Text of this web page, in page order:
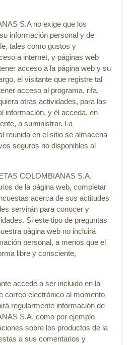
S.A no exige que los
información personal y de
tales como gustos y
a internet, y páginas web
acceso a la página web y su
el visitante que registre tal
acceso al programa, rifa,
otras actividades, para las
información, y él acceda, en
a suministrar. La
reunida en el sitio se almacena
seguros no disponibles al
COLOMBIANAS S.A.
de la página web, completar
acerca de sus actitudes
servirán para conocer y
Si este tipo de preguntas
página web no incluirá
personal, a menos que el
libre y consciente,
accede a ser incluido en la
correo electrónico al momento
regularmente información de
S.A, como por ejemplo
sobre los productos de la
a sus comentarios y